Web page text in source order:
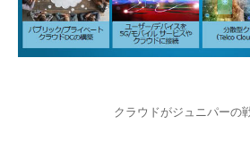
クラウドがジュニパーの